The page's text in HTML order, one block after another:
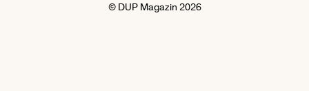
© DUP Magazin 2026